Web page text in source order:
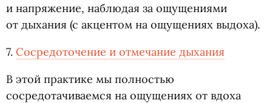
и напряжение, наблюдая за ощущениями
от дыхания (с акцентом на ощущениях выдоха).
7. Сосредоточение и отмечание дыхания
В этой практике мы полностью
сосредотачиваемся на ощущениях от вдоха